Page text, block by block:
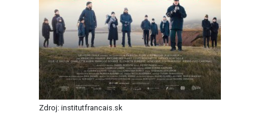
Zdroj: institutfrancais.sk